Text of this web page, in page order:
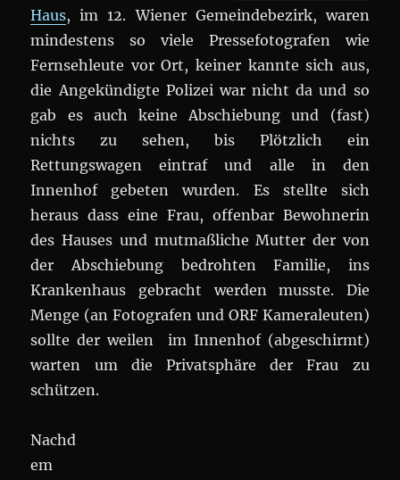
Haus, im 12. Wiener Gemeindebezirk, waren
mindestens so viele Pressefotografen wie
Fernsehleute vor Ort, keiner kannte sich aus,
die Angekündigte Polizei war nicht da und so
gab es auch keine Abschiebung und (fast)
nichts zu sehen, bis Plötzlich ein
Rettungswagen eintraf und alle in den
Innenhof gebeten wurden. Es stellte sich
heraus dass eine Frau, offenbar Bewohnerin
des Hauses und mutmaßliche Mutter der von
der Abschiebung bedrohten Familie, ins
Krankenhaus gebracht werden musste. Die
Menge (an Fotografen und ORF Kameraleuten)
sollte der weilen im Innenhof (abgeschirmt)
warten um die Privatsphäre der Frau zu
schützen.
Nachd
em